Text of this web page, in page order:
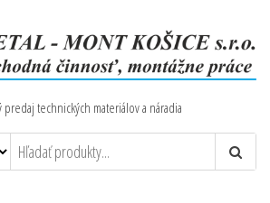
technických materiálov a náradia